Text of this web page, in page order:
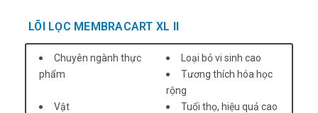
LÕI LỌC MEMBRACART XL II
Chuyên ngành thực
phẩm
Loại bỏ vi sinh cao
Tương thích hóa học
rộng
Vật
Tuổi thọ, hiệu quả cao